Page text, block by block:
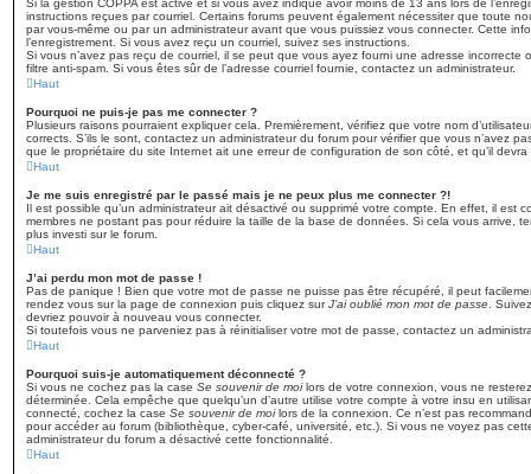
instructions reçues par courriel. Certains forums peuvent également nécessiter que toute
par vous-même ou par un administrateur avant que vous puissiez vous connecter. Cette
l’enregistrement. Si vous avez reçu un courriel, suivez ses instructions.
Si vous n’avez pas reçu de courriel, il se peut que vous ayez fourni une adresse incorrecte
filtre anti-spam. Si vous êtes sûr de l’adresse courriel fournie, contactez un administrateur.
Haut
Pourquoi ne puis-je pas me connecter ?
Plusieurs raisons pourraient expliquer cela. Premièrement, vérifiez que votre nom
corrects. S’ils le sont, contactez un administrateur du forum pour vérifier que vous n’avez
que le propriétaire du site Internet ait une erreur de configuration de son côté, et qu’il devra
Haut
Je me suis enregistré par le passé mais je ne peux plus me connecter ?!
Il est possible qu’un administrateur ait désactivé ou supprimé votre compte. En effet, il est
membres ne postant pas pour réduire la taille de la base de données. Si cela vous arrive,
plus investi sur le forum.
Haut
J’ai perdu mon mot de passe !
Pas de panique ! Bien que votre mot de passe ne puisse pas être récupéré, il peut
rendez vous sur la page de connexion puis cliquez surJ’ai oublié mon mot de passe .
devriez pouvoir à nouveau vous connecter.
Si toutefois vous ne parveniez pas à réinitialiser votre mot de passe, contactez un
Haut
Pourquoi suis-je automatiquement déconnecté ?
Si vous ne cochez pas la case Se souvenir de moilors de votre connexion, vous ne
déterminée. Cela empêche que quelqu’un d’autre utilise votre compte à votre insu en
connecté, cochez la case Se souvenir de moilors de la connexion. Ce n’est pas
pour accéder au forum (bibliothèque, cyber-café, université, etc.). Si vous ne voyez pas
administrateur du forum a désactivé cette fonctionnalité.
Haut